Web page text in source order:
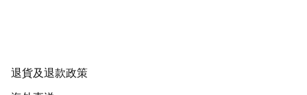
退貨及退款政策